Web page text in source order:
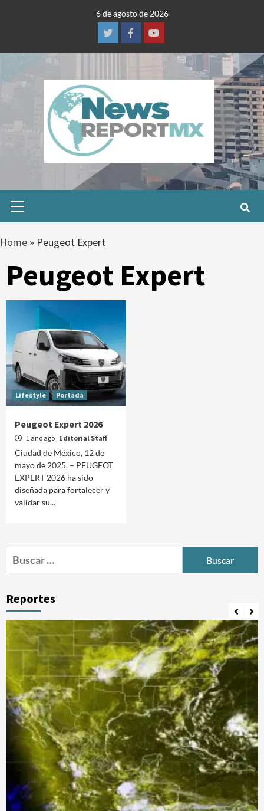
6 de agosto de 2026
TwitterFacebookYoutube
Menu
Home » Peugeot Expert
Peugeot Expert
Lifestyle Portada
Peugeot Expert 2026
1 año ago Editorial Staff
Ciudad de México, 12 de
mayo de 2025. – PEUGEOT
EXPERT 2026 ha sido
diseñada para fortalecer y
validar su...
Buscar:
Reportes